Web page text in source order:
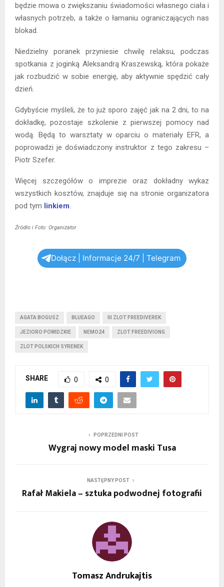
będzie mowa o zwiększaniu świadomości własnego ciała i
własnych potrzeb, a także o łamaniu ograniczających nas
blokad.
Niedzielny poranek przyniesie chwilę relaksu, podczas
spotkania z joginką Aleksandrą Kraszewską, która pokaże
jak rozbudzić w sobie energię, aby aktywnie spędzić cały
dzień.
Gdybyście myśleli, że to już sporo zajęć jak na 2 dni, to na
dokładkę, pozostaje szkolenie z pierwszej pomocy nad
wodą. Będą to warsztaty w oparciu o materiały EFR, a
poprowadzi je doświadczony instruktor z tego zakresu –
Piotr Szefer.
Więcej szczegółów o imprezie oraz dokładny wykaz
wszystkich kosztów, znajduje się na stronie organizatora
pod tym linkiem.
Źródło i Foto: Organizator
Dołącz | Informacje 24/7 | Telegram
AGATA BOGUSZ BLUEAGO III ZLOT FREEDIVEREK
JEZIORO POWIDZKIE NEMO24 ZLOT FREEDIVIONG
ZLOT POLSKICH SYRENEK
SHARE 0 0
POPRZEDNI POST
Wygraj nowy model maski Tusa
NASTĘPNY POST
Rafał Makiela – sztuka podwodnej fotografii
Tomasz Andrukajtis